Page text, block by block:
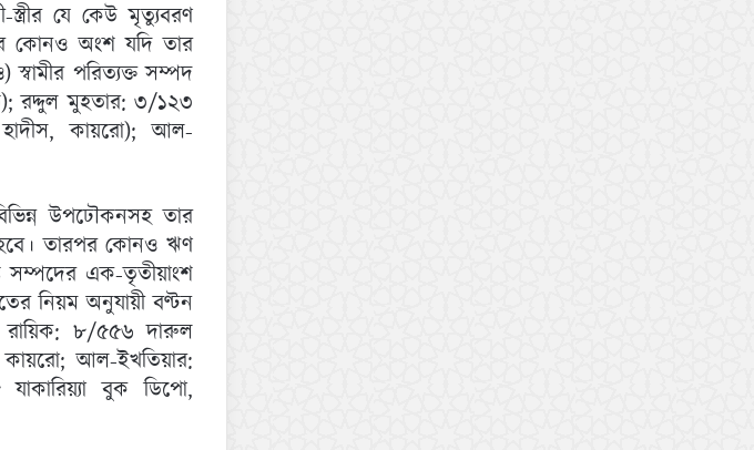
যে কেউ মৃত্যুবরণ
কোনও অংশ যদি তার
পরিত্যক্ত সম্পদ
রদ্দুল মুহতার: ৩/১২৩
কায়রো); আল-
উপঢৌকনসহ তার
হবে। তারপর কোনও ঋণ
এক-তৃতীয়াংশ
নিয়ম অনুযায়ী বণ্টন
৮/৫৫৬ দারুল
আল-ইখতিয়ার:
বুক ডিপো,